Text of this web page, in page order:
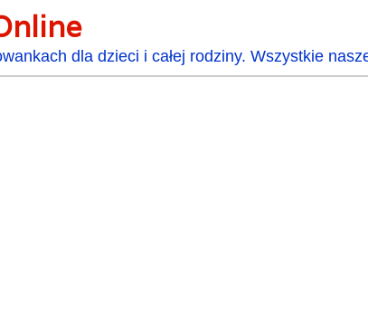
dla dzieci i całej rodziny. Wszystkie